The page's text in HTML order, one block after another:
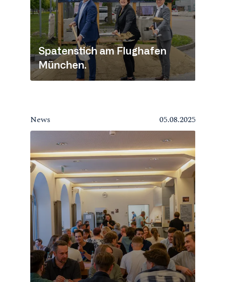
Spatenstich am Flughafen
München.
News 05.08.2025